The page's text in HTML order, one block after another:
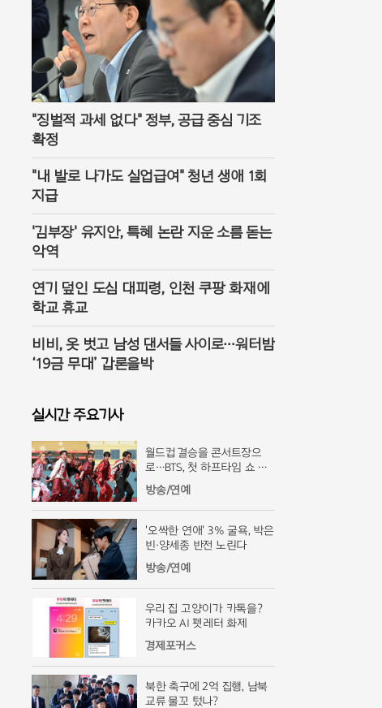
"징벌적 과세 없다" 정부, 공급 중심 기조
확정
"내 발로 나가도 실업급여" 청년 생애 1회
지급
'김부장' 유지안, 특혜 논란 지운 소름 돋는
악역
연기 덮인 도심 대피령, 인천 쿠팡 화재에
학교 휴교
비비, 옷 벗고 남성 댄서들 사이로…워터밤
‘19금 무대’ 갑론을박
실시간 주요기사
월드컵 결승을 콘서트장으
로…BTS, 첫 하프타임 쇼 찢
었다
방송/연예
'오싹한 연애' 3% 굴욕, 박은
빈·양세종 반전 노린다
방송/연예
우리 집 고양이가 카톡을?
카카오 AI 펫레터 화제
경제포커스
북한 축구에 2억 집행, 남북
교류 물꼬 텄나?